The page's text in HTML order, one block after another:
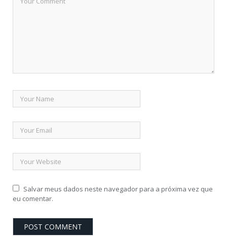
Salvar meus dados neste navegador para a próxima vez que
eu comentar.